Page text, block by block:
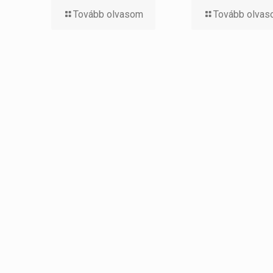
Tovább olvasom Tovább